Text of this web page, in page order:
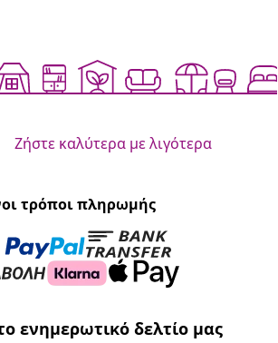
Ζήστε καλύτερα με λιγότερα
τρόποι πληρωμής
ενημερωτικό δελτίο μας